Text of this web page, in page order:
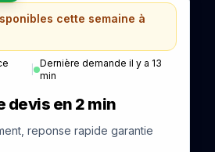
cette semaine à
Dernière demande il y a 13
min
devis en 2 min
reponse rapide garantie